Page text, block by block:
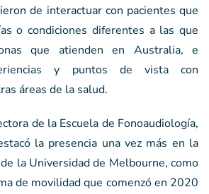
de interactuar con pacientes que
o condiciones diferentes a las que
que atienden en Australia, e
y puntos de vista con
áreas de la salud.
de la Escuela de Fonoaudiología,
la presencia una vez más en la
la Universidad de Melbourne, como
de movilidad que comenzó en 2020